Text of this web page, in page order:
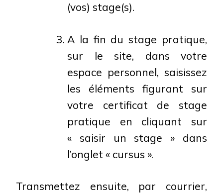
(vos) stage(s).
A la fin du stage pratique,
sur le site, dans votre
espace personnel, saisissez
les éléments figurant sur
votre certificat de stage
pratique en cliquant sur
« saisir un stage » dans
l’onglet « cursus ».
Transmettez ensuite, par courrier,